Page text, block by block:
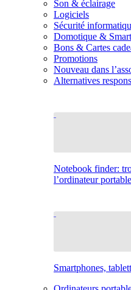
Son & éclairage
Logiciels
Sécurité
Domotique &
Bons & Cartes
Promotions
Nouveau dans
Alternatives
Notebook finder:
l’ordinateur
Smartphones,